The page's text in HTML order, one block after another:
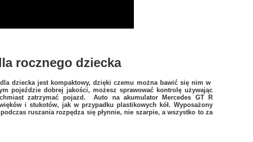
rocznego dziecka
dziecka jest kompaktowy, dzięki czemu można bawić się nim w
pojeździe dobrej jakości, możesz sprawować kontrolę używając
zatrzymać pojazd. Auto na akumulator Mercedes GT R
i stukotów, jak w przypadku plastikowych kół. Wyposażony
ruszania rozpędza siępłynnie, nie szarpie, a wszystko to za